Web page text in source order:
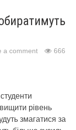
a comment 666
рівень
змагатися за